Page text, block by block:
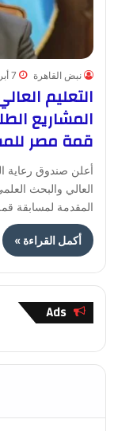
نبض القاهرة 7 أبريل، 2024
التعليم
المشاريع
قمة مصر
أعلن صندوق رعاية
العالي والبحث
المقدمة لمسابقة
أكمل القراءة »
Ads